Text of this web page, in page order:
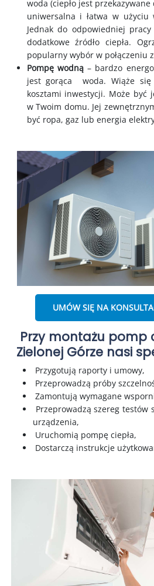
woda (ciepło jest
uniwersalna i łatwa w użyciu
Jednak do odpowiedniej
dodatkowe źródło ciepła.
popularny wybór w połączeniu
Pompę wodną – bardzo
jest gorąca woda. Wiąże
kosztami inwestycji. Może być
w Twoim domu. Jej
być ropa, gaz lub energia
UMÓW SIĘ NA
Przy montażu pomp
Zielonej Górze nasi
Przygotują raporty i umowy,
Przeprowadzą próby
Zamontują wymagane
Przeprowadzą szereg testów
urządzenia,
Uruchomią pompę ciepła,
Dostarczą instrukcje